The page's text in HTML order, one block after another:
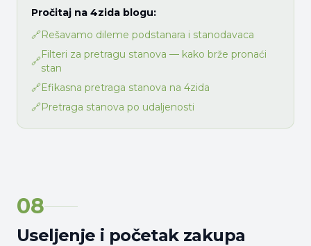
Pročitaj na 4zida blogu:
🔗Rešavamo dileme podstanara i stanodavaca
🔗
Filteri za pretragu stanova — kako brže pronaći
stan
🔗Efikasna pretraga stanova na 4zida
🔗Pretraga stanova po udaljenosti
08
Useljenje i početak zakupa